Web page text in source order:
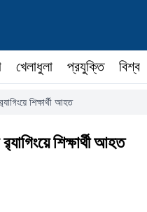
খেলাধুলা প্রযুক্তি বিশ্ব
শিক্ষার্থী আহত
শিক্ষার্থী আহত